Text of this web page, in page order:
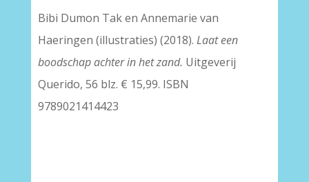
Bibi Dumon Tak en Annemarie van
Haeringen (illustraties) (2018). Laat een
boodschap achter in het zand. Uitgeverij
Querido, 56 blz. € 15,99. ISBN
9789021414423